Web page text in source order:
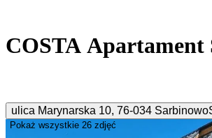
COSTA Apartament
ulica Marynarska 10, 76-034 Sarbinowo
Pokaż wszystkie 26 zdjęć